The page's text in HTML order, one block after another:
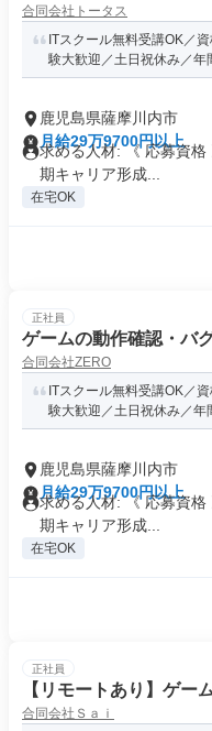
合同会社トータス
ITスクール無料受講OK／
験大歓迎／土日祝休み／年
鹿児島県薩摩川内市
月給29万9700円以上
求める人材: 《 応募資
期キャリア形成...
在宅OK
正社員
ゲームの動作確認・バ
合同会社ZERO
ITスクール無料受講OK／
験大歓迎／土日祝休み／年
鹿児島県薩摩川内市
月給29万9700円以上
求める人材: 《 応募資
期キャリア形成...
在宅OK
正社員
【リモートあり】ゲー
合同会社Ｓａｉ